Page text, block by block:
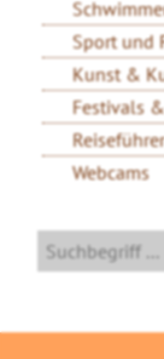
Sport und
Kunst &
Festivals
Reiseführer
Webcams